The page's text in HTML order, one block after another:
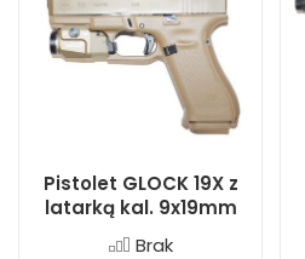
Pistolet GLOCK 19X z
latarką kal. 9x19mm
Brak